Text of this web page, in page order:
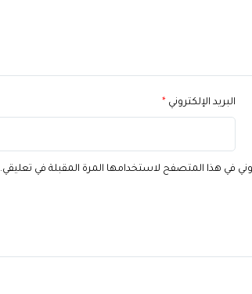
البريد الإلكتروني *
في هذا المتصفح لاستخدامها المرة المقبلة في تعليقي.